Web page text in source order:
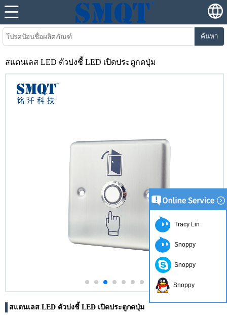
ค้นหา
สแตนเลส LED ตัวบ่งชี้ LED เปิดประตูกดปุ่ม
สแตนเลส LED ตัวบ่งชี้ LED เปิดประตูกดปุ่ม
Tracy Lin
Snoppy
Snoppy
Snoppy